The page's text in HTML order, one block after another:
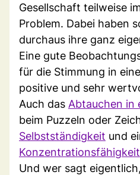
Gesellschaft teilweise
Problem. Dabei haben
durchaus ihre ganz
Eine gute
für die Stimmung in
positive und sehr
Auch das Abtauchen in
beim Puzzeln oder
Selbstständigkeit und
Konzentrationsfähigkeit
Und wer sagt